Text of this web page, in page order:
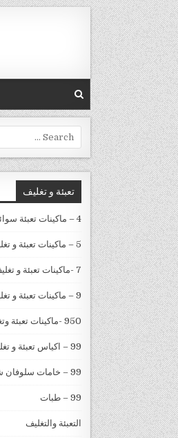
Skip to content
Search for:
تعبئة و تغليف
4 – ماكينات تعبئة سوائل في عبوات و اكياس
5 – ماكينات تعبئة و تغليف السوائل في اكياس اوتوماتيك
7 -ماكينات تعبئة و تغليف الاكواب
9 – ماكينات تعبئة و تغليف الحبوب و الحبيبات
950 -ماكينات تعبئة وتغليف البودر شديد النعومة
99 – اكياس تعبئة و تغليف
99 – خامات سلوفان شرنك
99 – طبات
التعبئة والتغليف